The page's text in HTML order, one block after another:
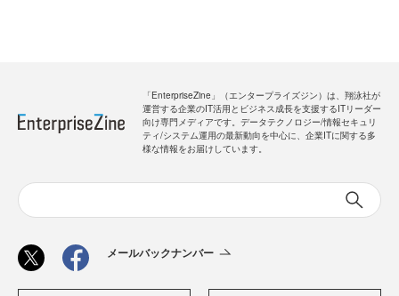
「EnterpriseZine」（エンタープライズジン）は、翔泳社が
運営する企業のIT活用とビジネス成長を支援するITリーダー
向け専門メディアです。データテクノロジー/情報セキュリ
ティ/システム運用の最新動向を中心に、企業ITに関する多
様な情報をお届けしています。
メールバックナンバー